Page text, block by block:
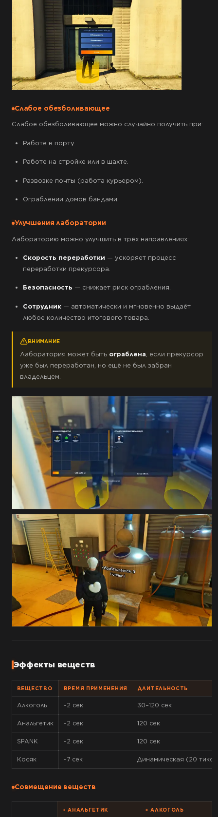
Слабое обезболивающее
Слабое обезболивающее можно случайно получить при:
Работе в порту.
Работе на стройке или в шахте.
Развозке почты (работа курьером).
Ограблении домов бандами.
Улучшения лаборатории
Лабораторию можно улучшить в трёх направлениях:
Скорость переработки — ускоряет процесс
переработки прекурсора.
Безопасность — снижает риск ограбления.
Сотрудник— автоматически и мгновенно выдаёт
любое количество итогового товара.
ВНИМАНИЕ
Лаборатория может быть ограблена, если прекурсор
уже был переработан, но ещё не был забран
владельцем.
Эффекты веществ
ВЕЩЕСТВО ВРЕМЯ ПРИМЕНЕНИЯ ДЛИТЕЛЬНОСТЬ
Алкоголь ~2 сек 30–120 сек
Анальгетик ~2 сек 120 сек
SPANK ~2 сек 120 сек
Косяк ~7 сек Динамическая (20
Совмещение веществ
+ АНАЛЬГЕТИК + АЛКОГОЛЬ